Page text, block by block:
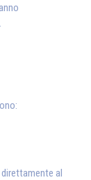
internet.
al